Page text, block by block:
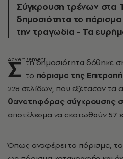
Σύγκρουση τρένων στα
δημοσιότητα το πόρισμα
την τραγωδία - Τα
Σ τη δημοσιότητα δόθηκε
το πόρισμα της
228 σελίδων, που εξέτασαν τα
θανατηφόρας σύγκρουσης
αποτέλεσμα να σκοτωθούν 57
Όπως αναφέρει το πόρισμα, το